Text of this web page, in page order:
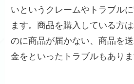
いというクレームやトラブル
ます。商品を購入している方
のに商品が届かない、商品を
金をといったトラブルもありま